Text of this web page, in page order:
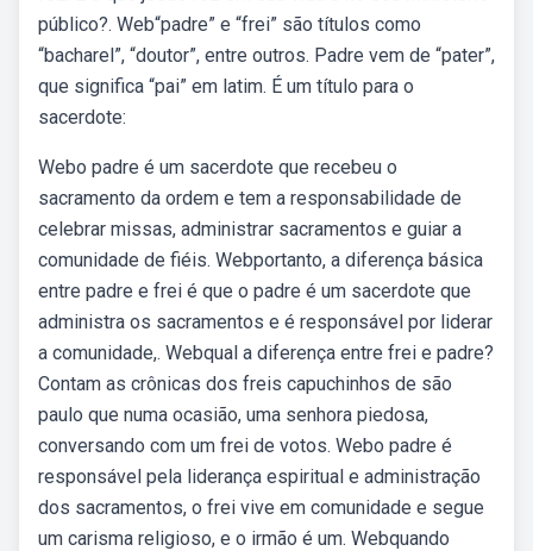
público?. Web“padre” e “frei” são títulos como
“bacharel”, “doutor”, entre outros. Padre vem de “pater”,
que significa “pai” em latim. É um título para o
sacerdote:
Webo padre é um sacerdote que recebeu o
sacramento da ordem e tem a responsabilidade de
celebrar missas, administrar sacramentos e guiar a
comunidade de fiéis. Webportanto, a diferença básica
entre padre e frei é que o padre é um sacerdote que
administra os sacramentos e é responsável por liderar
a comunidade,. Webqual a diferença entre frei e padre?
Contam as crônicas dos freis capuchinhos de são
paulo que numa ocasião, uma senhora piedosa,
conversando com um frei de votos. Webo padre é
responsável pela liderança espiritual e administração
dos sacramentos, o frei vive em comunidade e segue
um carisma religioso, e o irmão é um. Webquando